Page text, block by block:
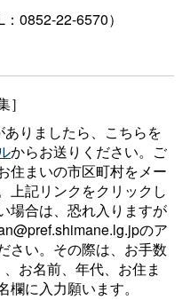
0852-22-6570）
りましたら、こちらを
からお送りください。ご
住まいの市区町村をメー
上記リンクをクリックし
場合は、恐れ入りますが
のア
さい。その際は、お手数
お名前、年代、お住ま
に入力願います。